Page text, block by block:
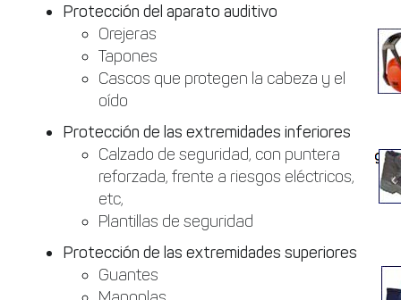
Protección del aparato auditivo
Orejeras
Tapones
Cascos que protegen la cabeza y el
oído
Protección de las extremidades inferiores
Calzado de seguridad, con puntera
reforzada, frente a riesgos eléctricos,
etc,
Plantillas de seguridad
Protección de las extremidades superiores
Guantes